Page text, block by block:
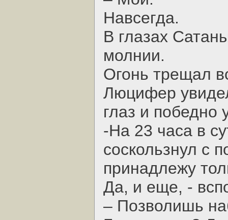
Навсегда.
В глазах
молнии.
Огонь трещал
Люцифер
глаз и победно
-На 23 часа в
соскользнул с
принадлежу
Да, и еще, -
– Позволишь